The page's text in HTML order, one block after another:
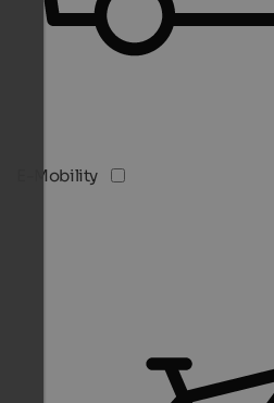
E-Mobility